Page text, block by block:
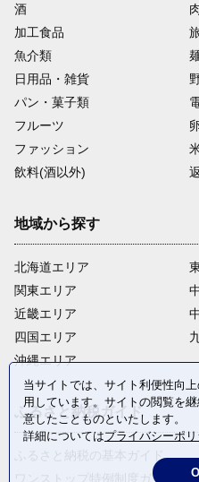
酒
加工食品
魚介類
日用品・雑貨
パン・菓子類
フルーツ
ファッション
飲料(酒以外)
地域から探す
北海道エリア
関東エリア
近畿エリア
四国エリア
沖縄エリア
ふるさと納税ガイド
ふるさと納税の基本ガイド
ワンストップ特例制度ガイド
当サイトでは、サイト利便性向
用しています。サイトの閲覧を
意したことものといたします。
詳細についてはプライバシーポ